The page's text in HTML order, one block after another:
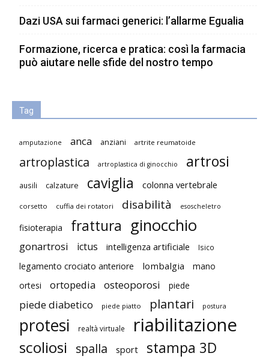
Dazi USA sui farmaci generici: l’allarme Egualia
Formazione, ricerca e pratica: così la farmacia
può aiutare nelle sfide del nostro tempo
Tag
amputazione anca anziani artrite reumatoide
artroplastica artroplastica di ginocchio artrosi
ausili calzature caviglia colonna vertebrale
corsetto cuffia dei rotatori disabilità esoscheletro
fisioterapia frattura ginocchio
gonartrosi ictus intelligenza artificiale Isico
legamento crociato anteriore lombalgia
mano
ortesi
ortopedia osteoporosi piede
piede diabetico piede piatto plantari postura
protesi realtà virtuale riabilitazione
scoliosi spalla sport stampa 3D